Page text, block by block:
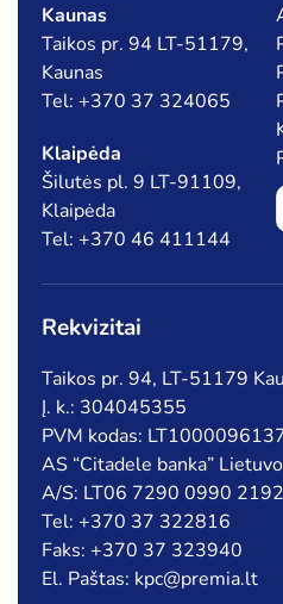
Kaunas
Taikos pr. 94 LT-51179,
Kaunas
Tel: +370 37 324065
Klaipėda
Šilutės pl. 9 LT-91109,
Klaipėda
Tel: +370 46 411144
Rekvizitai
Taikos pr. 94, LT-51179
Į. k.: 304045355
PVM kodas:
AS “Citadele banka”
A/S: LT06 7290 0990
Tel: +370 37 322816
Faks: +370 37 323940
El. Paštas: kpc@premia.lt